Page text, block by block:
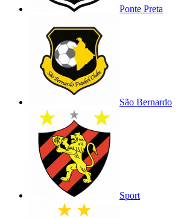
Ponte Preta
São Bernardo
Sport